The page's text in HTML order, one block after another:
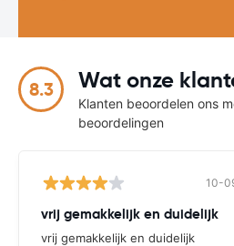
8.3 Wat onze
Klanten beoordelen ons
beoordelingen
10-
vrij gemakkelijk en duidelijk
vrij gemakkelijk en duidelijk